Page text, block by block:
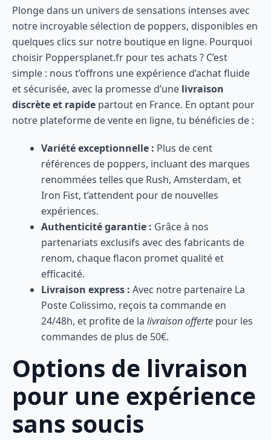
Plonge dans un univers de sensations intenses avec
notre incroyable sélection de poppers, disponibles en
quelques clics sur notre boutique en ligne. Pourquoi
choisir Poppersplanet.fr pour tes achats ? C’est
simple : nous t’offrons une expérience d’achat fluide
et sécurisée, avec la promesse d’une livraison
discrète et rapide partout en France. En optant pour
notre plateforme de vente en ligne, tu bénéficies de :
Variété exceptionnelle : Plus de cent
références de poppers, incluant des marques
renommées telles que Rush, Amsterdam, et
Iron Fist, t’attendent pour de nouvelles
expériences.
Authenticité garantie : Grâce à nos
partenariats exclusifs avec des fabricants de
renom, chaque flacon promet qualité et
efficacité.
Livraison express : Avec notre partenaire La
Poste Colissimo, reçois ta commande en
24/48h, et profite de la livraison offerte pour les
commandes de plus de 50€.
Options de livraison
pour une expérience
sans soucis